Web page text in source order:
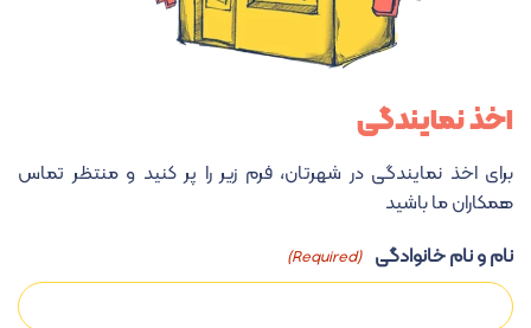
اخذ نمایندگی
برای اخذ نمایندگی در شهرتان، فرم زیر را پر کنید و منتظر تماس
همکاران ما باشید
نام و نام خانوادگی
(Required)